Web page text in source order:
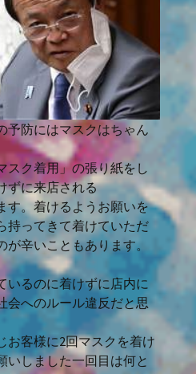
予防にはマスクはちゃん
スク着用」の張り紙をし
ずに来店される
す。着けるようお願いを
持ってきて着けていただ
が辛いこともあります。
いるのに着けずに店内に
会へのルール違反だと思
お客様に2回マスクを着け
いしました一回目は何と